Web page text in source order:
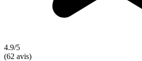
4.9/5
(62 avis)